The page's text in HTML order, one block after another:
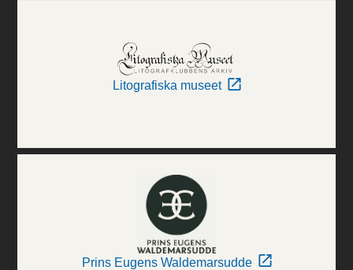
Litografiska museet
Prins Eugens Waldemarsudde